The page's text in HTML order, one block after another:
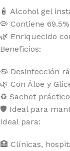
🧴 Alcohol gel
🦠 Contiene
🌿 Enriquecido
Beneficios:
🦠 Desinfección
🌿 Con Áloe y
♻️ Sachet
🛡️ Ideal para
Ideal para:
🏥 Clínicas,